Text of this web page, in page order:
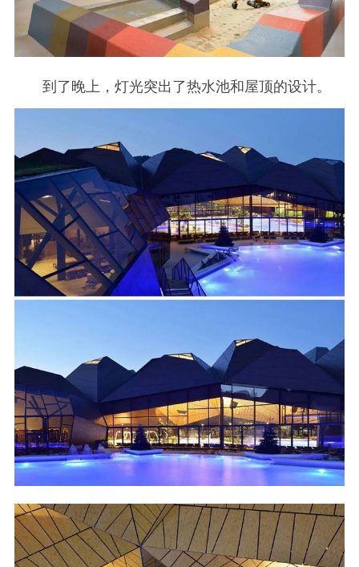
到了晚上，灯光突出了热水池和屋顶的设计。